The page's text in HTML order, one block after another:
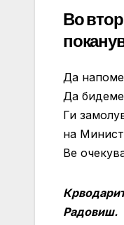
Во
Да
Да
Ги
на
Ве
Радовиш.